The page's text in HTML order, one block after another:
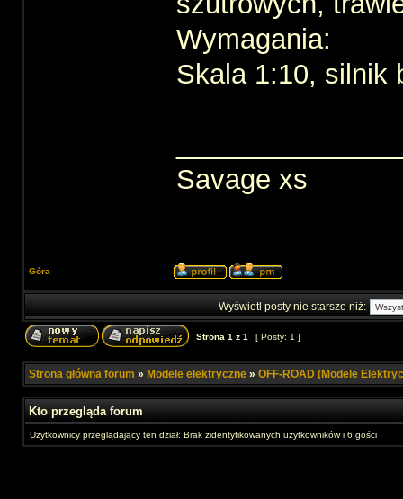
Wymagania:
Skala 1:10, silnik
Savage xs
Góra
Wyświetl posty nie starsze niż:
Strona 1 z 1 [ Posty: 1 ]
Strona główna forum » Modele elektryczne » OFF-ROAD (Modele
Kto przegląda forum
Użytkownicy przeglądający ten dział: Brak zidentyfikowanych użytkowników i 6 gości